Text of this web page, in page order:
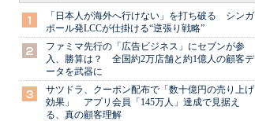
「日本人が海外へ行けない」を打ち破る シンガ
ポール発LCCが仕掛ける“逆張り戦略”
ファミマ先行の「広告ビジネス」にセブンが参
入、勝算は？ 全国約2万店舗と約1億人の顧客デ
ータを武器に
サツドラ、クーポン配布で「数十億円の売り上げ
効果」 アプリ会員「145万人」達成で見据え
る、真の顧客理解